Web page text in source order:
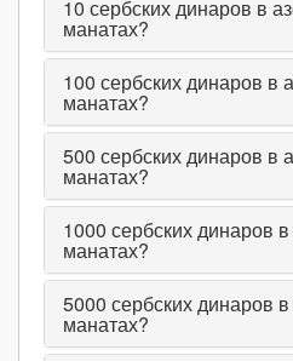
10 сербских динаров в
манатах?
100 сербских динаров в
манатах?
500 сербских динаров в
манатах?
1000 сербских динаров
манатах?
5000 сербских динаров
манатах?